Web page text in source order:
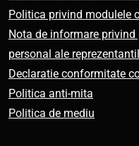
Politica privind modulele
Nota de informare
personal ale
Declaratie conformitate
Politica anti-mita
Politica de mediu